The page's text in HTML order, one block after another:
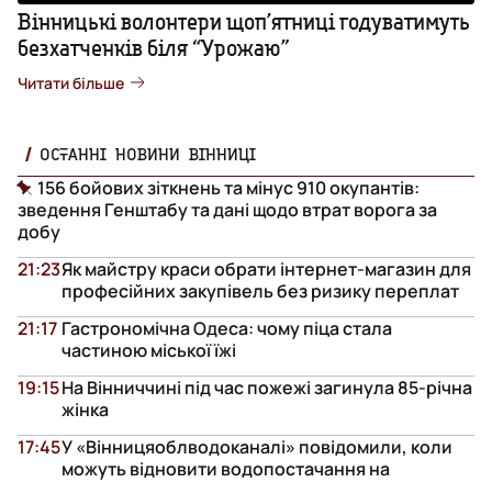
Вінницькі волонтери щоп’ятниці годуватимуть
безхатченків біля “Урожаю”
Читати більше
ОСТАННІ НОВИНИ ВІННИЦІ
156 бойових зіткнень та мінус 910 окупантів:
зведення Генштабу та дані щодо втрат ворога за
добу
Як майстру краси обрати інтернет-магазин для
професійних закупівель без ризику переплат
21:23
Гастрономічна Одеса: чому піца стала
частиною міської їжі
21:17
На Вінниччині під час пожежі загинула 85-річна
жінка
19:15
У «Вінницяоблводоканалі» повідомили, коли
можуть відновити водопостачання на
17:45